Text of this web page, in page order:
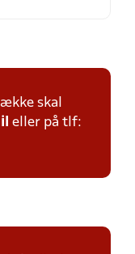
skal
eller på tlf: